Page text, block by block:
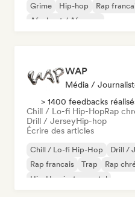
Grime
Hip-hop Rap
Afrobeat / Afropop
WAP
Média /
> 1400 feedbacks
Chill / Lo-fi Hip-HopRap
Drill / JerseyHip-hop
Écrire des articles
Chill / Lo-fi Hip-Hop Drill /
Rap francais
Trap Rap
Hip-Hop instrumental